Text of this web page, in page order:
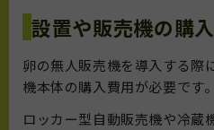
設置や販売機の購
卵の無人販売機を導入する際
機本体の購入費用が必要です。
ロッカー型自動販売機や冷蔵